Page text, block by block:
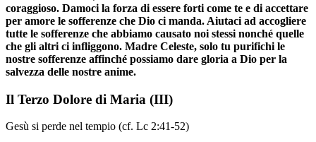
coraggioso. Damoci la forza di essere forti come te e di accettare
per amore le sofferenze che Dio ci manda. Aiutaci ad accogliere
tutte le sofferenze che abbiamo causato noi stessi nonché quelle
che gli altri ci infliggono. Madre Celeste, solo tu purifichi le
nostre sofferenze affinché possiamo dare gloria a Dio per la
salvezza delle nostre anime.
Il Terzo Dolore di Maria (III)
Gesù si perde nel tempio (cf. Lc 2:41-52)